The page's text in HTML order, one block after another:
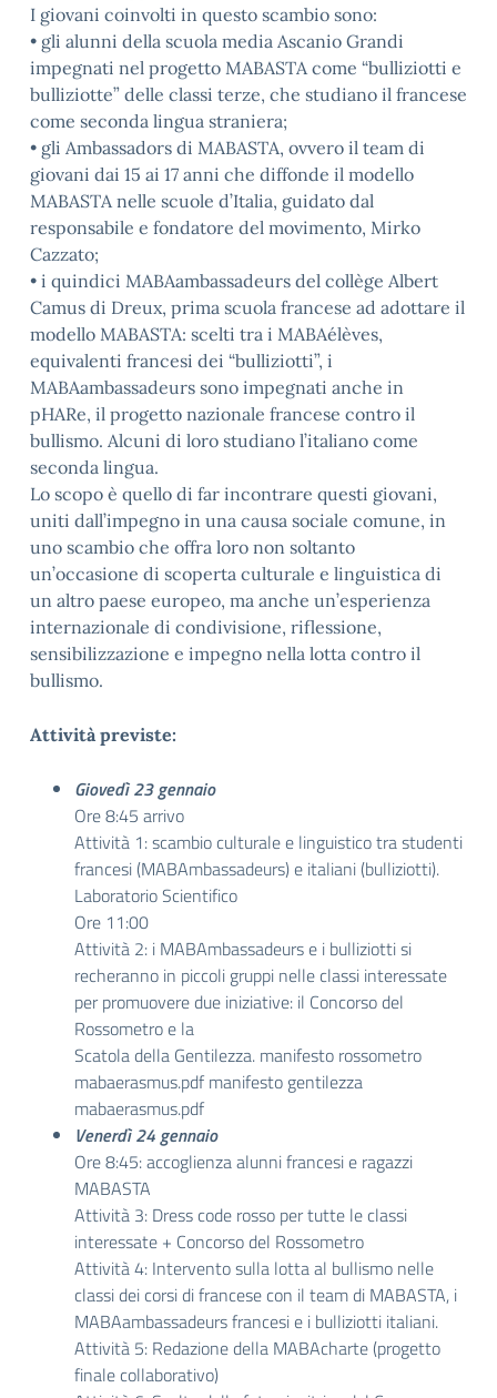
I giovani coinvolti in questo scambio sono:
• gli alunni della scuola media Ascanio Grandi
impegnati nel progetto MABASTA come “bulliziotti e
bulliziotte” delle classi terze, che studiano il francese
come seconda lingua straniera;
• gli Ambassadors di MABASTA, ovvero il team di
giovani dai 15 ai 17 anni che diffonde il modello
MABASTA nelle scuole d’Italia, guidato dal
responsabile e fondatore del movimento, Mirko
Cazzato;
• i quindici MABAambassadeurs del collège Albert
Camus di Dreux, prima scuola francese ad adottare il
modello MABASTA: scelti tra i MABAélèves,
equivalenti francesi dei “bulliziotti”, i
MABAambassadeurs sono impegnati anche in
pHARe, il progetto nazionale francese contro il
bullismo. Alcuni di loro studiano l’italiano come
seconda lingua.
Lo scopo è quello di far incontrare questi giovani,
uniti dall’impegno in una causa sociale comune, in
uno scambio che offra loro non soltanto
un’occasione di scoperta culturale e linguistica di
un altro paese europeo, ma anche un’esperienza
internazionale di condivisione, riflessione,
sensibilizzazione e impegno nella lotta contro il
bullismo.
Attività previste:
Giovedì 23 gennaio
Ore 8:45 arrivo
Attività 1: scambio culturale e linguistico tra studenti
francesi (MABAmbassadeurs) e italiani (bulliziotti).
Laboratorio Scientifico
Ore 11:00
Attività 2: i MABAmbassadeurs e i bulliziotti si
recheranno in piccoli gruppi nelle classi interessate
per promuovere due iniziative: il Concorso del
Rossometro e la
Scatola della Gentilezza. manifesto rossometro
mabaerasmus.pdf manifesto gentilezza
mabaerasmus.pdf
Venerdì 24 gennaio
Ore 8:45: accoglienza alunni francesi e ragazzi
MABASTA
Attività 3: Dress code rosso per tutte le classi
interessate + Concorso del Rossometro
Attività 4: Intervento sulla lotta al bullismo nelle
classi dei corsi di francese con il team di MABASTA, i
MABAambassadeurs francesi e i bulliziotti italiani.
Attività 5: Redazione della MABAcharte (progetto
finale collaborativo)